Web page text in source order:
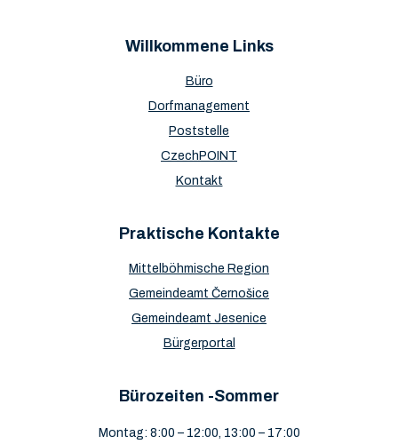
Willkommene Links
Büro
Dorfmanagement
Poststelle
CzechPOINT
Kontakt
Praktische Kontakte
Mittelböhmische Region
Gemeindeamt Černošice
Gemeindeamt Jesenice
Bürgerportal
Bürozeiten -Sommer
Montag: 8:00 – 12:00, 13:00 – 17:00